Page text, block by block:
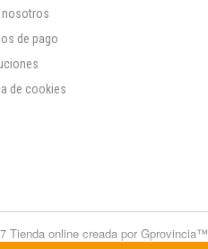
nosotros
de pago
de cookies
Tienda online creada por Gprovincia™